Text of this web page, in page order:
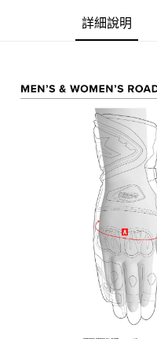
４．使用「AFTEE先享後付」
時審查核予不同之上限額度；若
詳細說明